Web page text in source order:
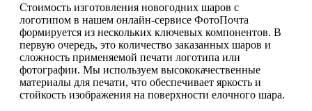
Стоимость изготовления новогодних шаров с
логотипом в нашем онлайн-сервисе ФотоПочта
формируется из нескольких ключевых компонентов. В
первую очередь, это количество заказанных шаров и
сложность применяемой печати логотипа или
фотографии. Мы используем высококачественные
материалы для печати, что обеспечивает яркость и
стойкость изображения на поверхности елочного шара.